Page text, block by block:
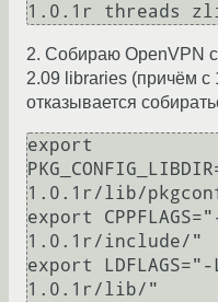
1.0.1r threads
2. Собираю OpenVPN
2.09 libraries (причём с
отказывается
export
1.0.1r/lib/
export
1.0.1r/include/"
export
1.0.1r/lib/"